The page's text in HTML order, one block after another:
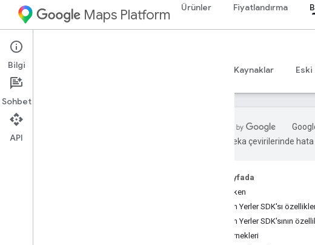
Maps Platform Ürünler Fiyatlandırma
iOS
Rehberler
Kaynaklar Eski
Yapay zeka çevirilerinde hata
Bu sayfada
Başlarken
iOS için Yerler SDK'sı
iOS için Yerler SDK'sının
Kod Örnekleri
Bilgi
Sohbet
API